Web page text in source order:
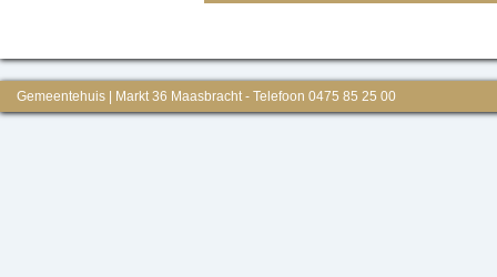
Gemeentehuis | Markt 36 Maasbracht - Telefoon 0475 85 25 00